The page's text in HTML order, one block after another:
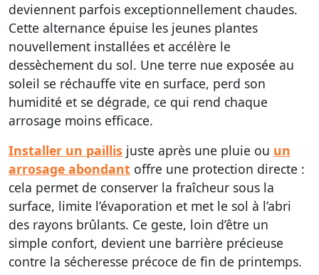
deviennent parfois exceptionnellement chaudes.
Cette alternance épuise les jeunes plantes
nouvellement installées et accélère le
dessèchement du sol. Une terre nue exposée au
soleil se réchauffe vite en surface, perd son
humidité et se dégrade, ce qui rend chaque
arrosage moins efficace.
Installer un paillis juste après une pluie ou un
arrosage abondant offre une protection directe :
cela permet de conserver la fraîcheur sous la
surface, limite l’évaporation et met le sol à l’abri
des rayons brûlants. Ce geste, loin d’être un
simple confort, devient une barrière précieuse
contre la sécheresse précoce de fin de printemps.